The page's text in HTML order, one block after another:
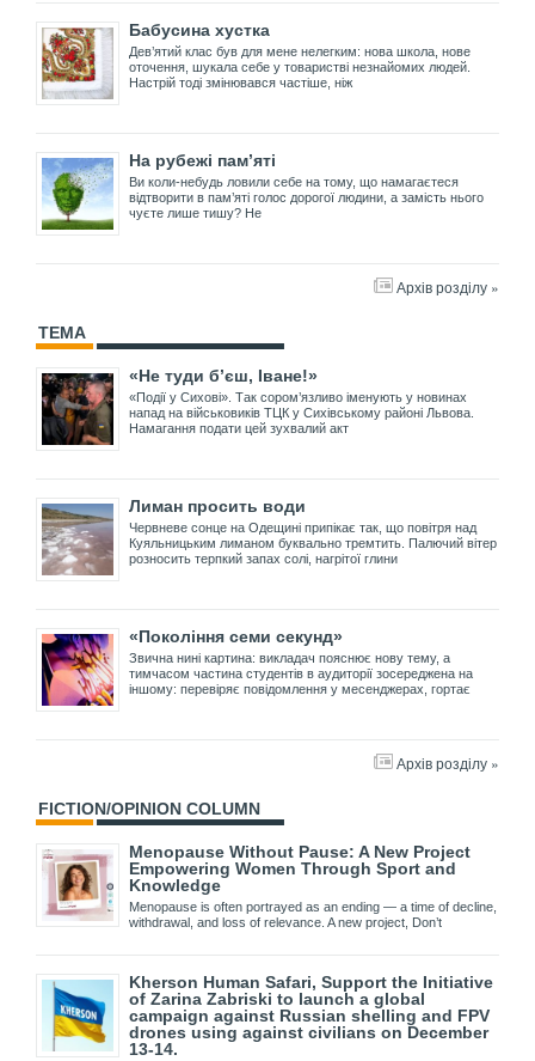
Бабусина хустка
Дев’ятий клас був для мене нелегким: нова школа, нове
оточення, шукала себе у товаристві незнайомих людей.
Настрій тоді змінювався частіше, ніж
На рубежі пам’яті
Ви коли-небудь ловили себе на тому, що намагаєтеся
відтворити в пам’яті голос дорогої людини, а замість нього
чуєте лише тишу? Не
Архів розділу »
ТЕМА
«Не туди б’єш, Іване!»
«Події у Сихові». Так сором’язливо іменують у новинах
напад на військовиків ТЦК у Сихівському районі Львова.
Намагання подати цей зухвалий акт
Лиман просить води
Червневе сонце на Одещині припікає так, що повітря над
Куяльницьким лиманом буквально тремтить. Палючий вітер
розносить терпкий запах солі, нагрітої глини
«Покоління семи секунд»
Звична нині картина: викладач пояснює нову тему, а
тимчасом частина студентів в аудиторії зосереджена на
іншому: перевіряє повідомлення у месенджерах, гортає
Архів розділу »
FICTION/OPINION COLUMN
Menopause Without Pause: A New Project
Empowering Women Through Sport and
Knowledge
Menopause is often portrayed as an ending — a time of decline,
withdrawal, and loss of relevance. A new project, Don’t
Kherson Human Safari, Support the Initiative
of Zarina Zabriski to launch a global
campaign against Russian shelling and FPV
drones using against civilians on December
13-14.